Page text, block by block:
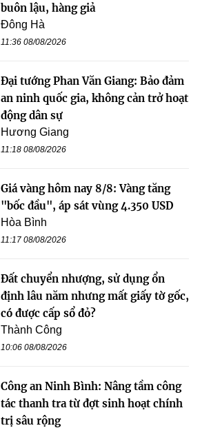
buôn lậu, hàng giả
Đông Hà
11:36 08/08/2026
Đại tướng Phan Văn Giang: Bảo đảm
an ninh quốc gia, không cản trở hoạt
động dân sự
Hương Giang
11:18 08/08/2026
Giá vàng hôm nay 8/8: Vàng tăng
"bốc đầu", áp sát vùng 4.350 USD
Hòa Bình
11:17 08/08/2026
Đất chuyển nhượng, sử dụng ổn
định lâu năm nhưng mất giấy tờ gốc,
có được cấp sổ đỏ?
Thành Công
10:06 08/08/2026
Công an Ninh Bình: Nâng tầm công
tác thanh tra từ đợt sinh hoạt chính
trị sâu rộng